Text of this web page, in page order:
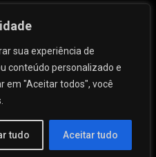
sua experiência de
conteúdo personalizado e
em "Aceitar todos", você
tudo Aceitar tudo